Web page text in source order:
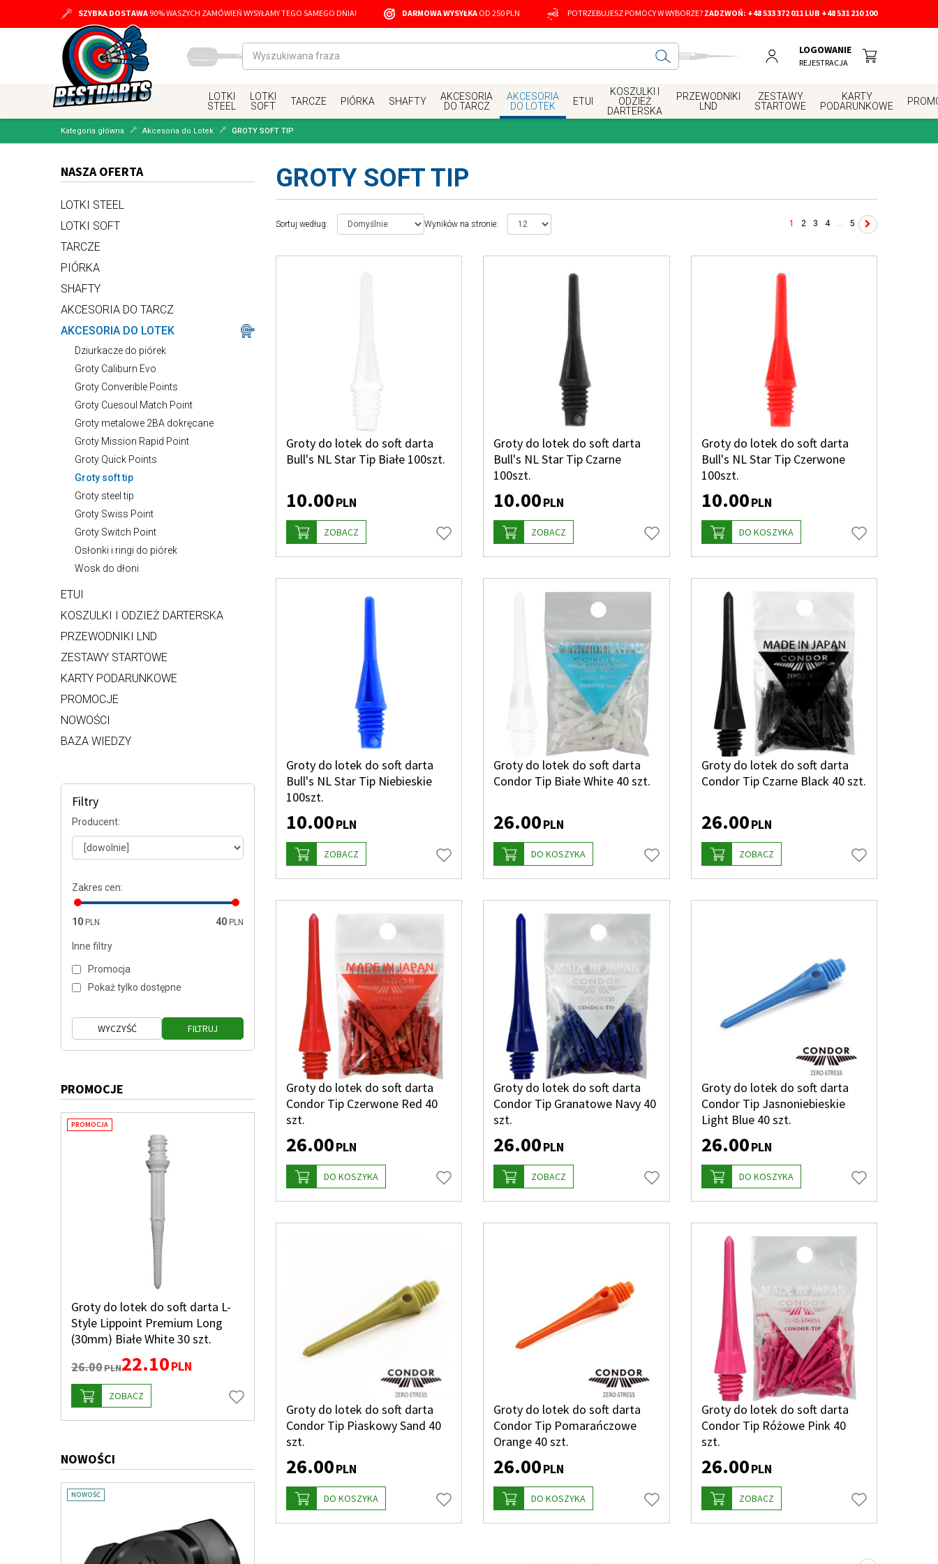
SZYBKA DOSTAWA 90% WASZYCH ZAMÓWIEŃ WYSYŁAMY TEGO SAMEGO DNIA! DARMOWA WYSYŁKA OD 250 PLN POTRZEBUJESZ POMOCY W WYBORZE? ZADZWOŃ: +48 533 372 011 LUB +48 531 210 100
LOGOWANIE
REJESTRACJA
LOTKI
STEEL
LOTKI
SOFT
TARCZE PIÓRKA SHAFTY
AKCESORIA
DO TARCZ
AKCESORIA
DO LOTEK
ETUI
KOSZULKI I
ODZIEŻ
DARTERSKA
PRZEWODNIKI
LND
ZESTAWY
STARTOWE
KARTY
PODARUNKOWE
Kategoria główna Akcesoria do Lotek GROTY SOFT TIP
GROTY SOFT TIP
Wyników na stronie:
Sortuj według: 1 2 3 4 ... 5
Groty do lotek do soft darta
Bull's NL Star Tip Białe 100szt.
10.00PLN
ZOBACZ
Groty do lotek do soft darta
Bull's NL Star Tip Czarne
100szt.
10.00PLN
ZOBACZ
Groty do lotek do soft darta
Bull's NL Star Tip Czerwone
100szt.
10.00PLN
DO KOSZYKA
Groty do lotek do soft darta
Bull's NL Star Tip Niebieskie
100szt.
10.00PLN
ZOBACZ
Groty do lotek do soft darta
Condor Tip Białe White 40 szt.
26.00PLN
DO KOSZYKA
Groty do lotek do soft darta
Condor Tip Czarne Black 40 szt.
26.00PLN
ZOBACZ
Groty do lotek do soft darta
Condor Tip Czerwone Red 40
szt.
26.00PLN
DO KOSZYKA
Groty do lotek do soft darta
Condor Tip Granatowe Navy 40
szt.
26.00PLN
ZOBACZ
Groty do lotek do soft darta
Condor Tip Jasnoniebieskie
Light Blue 40 szt.
26.00PLN
DO KOSZYKA
Groty do lotek do soft darta
Condor Tip Piaskowy Sand 40
szt.
26.00PLN
DO KOSZYKA
Groty do lotek do soft darta
Condor Tip Pomarańczowe
Orange 40 szt.
26.00PLN
DO KOSZYKA
Groty do lotek do soft darta
Condor Tip Różowe Pink 40
szt.
26.00PLN
ZOBACZ
NASZA OFERTA
LOTKI STEEL
LOTKI SOFT
TARCZE
PIÓRKA
SHAFTY
AKCESORIA DO TARCZ
AKCESORIA DO LOTEK
Dziurkacze do piórek
Groty Caliburn Evo
Groty Converible Points
Groty Cuesoul Match Point
Groty metalowe 2BA dokręcane
Groty Mission Rapid Point
Groty Quick Points
Groty soft tip
Groty steel tip
Groty Swiss Point
Groty Switch Point
Osłonki i ringi do piórek
Wosk do dłoni
ETUI
KOSZULKI I ODZIEŻ DARTERSKA
PRZEWODNIKI LND
ZESTAWY STARTOWE
KARTY PODARUNKOWE
PROMOCJE
NOWOŚCI
BAZA WIEDZY
Filtry
Producent:
Zakres cen:
10 PLN 40 PLN
Inne filtry
Promocja
Pokaż tylko dostępne
PROMOCJE
PROMOCJA
Groty do lotek do soft darta L-
Style Lippoint Premium Long
(30mm) Białe White 30 szt.
26.00PLN22.10PLN
ZOBACZ
NOWOŚCI
NOWOŚĆ